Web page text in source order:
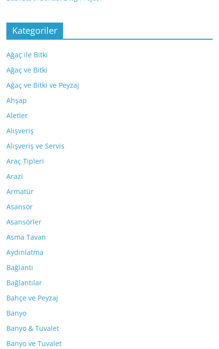
Kategoriler
Ağaç ile Bitki
Ağaç ve Bitki
Ağaç ve Bitki ve Peyzaj
Ahşap
Aletler
Alışveriş
Alışveriş ve Servis
Araç Tipleri
Arazi
Armatür
Asansör
Asansörler
Asma Tavan
Aydınlatma
Bağlantı
Bağlantılar
Bahçe ve Peyzaj
Banyo
Banyo & Tuvalet
Banyo ve Tuvalet